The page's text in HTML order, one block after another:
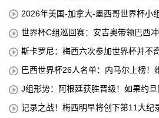
2026年美国-加拿大-墨西哥世界杯小
世界杯C组巡回赛：安吉奥带领巴西
斯卡罗尼：梅西六次参加世界杯并不
巴西世界杯26人名单：内马尔上榜！
J组形势：阿根廷获胜晋级！如果约
记录之战！梅西明早将创下第11大纪